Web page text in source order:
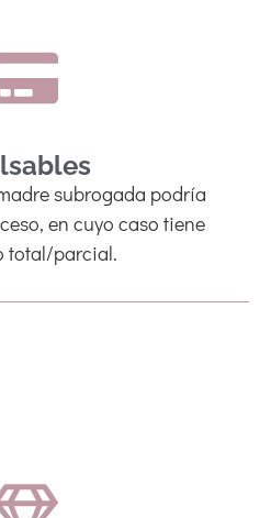
subrogada podría
en cuyo caso tiene
total/parcial.